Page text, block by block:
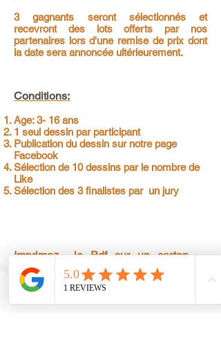
3 gagnants seront sélectionnés et
recevront des lots offerts par nos
partenaires lors d'une remise de prix dont
la date sera annoncée ultérieurement.
Conditions:
Age: 3- 16 ans
1 seul dessin par participant
Publication du dessin sur notre page
Facebook
Sélection de 10 dessins par le nombre de
Like
Sélection des 3 finalistes par un jury
Imprimez le Pdf sur un carton -
Modèle brique de lait-